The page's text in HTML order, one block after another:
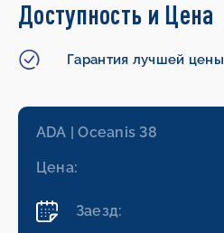
Доступность и Цена
Гарантия лучшей цены
ADA | Oceanis 38
Цена:
Заезд: